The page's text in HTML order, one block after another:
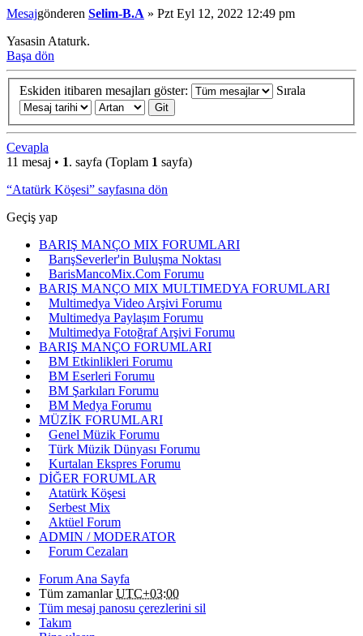
Mesajgönderen Selim-B.A » Pzt Eyl 12, 2022 12:49 pm
Yasasin Ataturk.
Başa dön
Eskiden itibaren mesajları göster: Sırala
Cevapla
11 mesaj • 1. sayfa (Toplam 1 sayfa)
“Atatürk Köşesi” sayfasına dön
Geçiş yap
BARIŞ MANÇO MIX FORUMLARI
BarışSeverler'in Buluşma Noktası
BarisMancoMix.Com Forumu
BARIŞ MANÇO MIX MULTIMEDYA FORUMLARI
Multimedya Video Arşivi Forumu
Multimedya Paylaşım Forumu
Multimedya Fotoğraf Arşivi Forumu
BARIŞ MANÇO FORUMLARI
BM Etkinlikleri Forumu
BM Eserleri Forumu
BM Şarkıları Forumu
BM Medya Forumu
MÜZİK FORUMLARI
Genel Müzik Forumu
Türk Müzik Dünyası Forumu
Kurtalan Ekspres Forumu
DİĞER FORUMLAR
Atatürk Köşesi
Serbest Mix
Aktüel Forum
ADMIN / MODERATOR
Forum Cezaları
Forum Ana Sayfa
Tüm zamanlarUTC+03:00
Tüm mesaj panosu çerezlerini sil
Takım